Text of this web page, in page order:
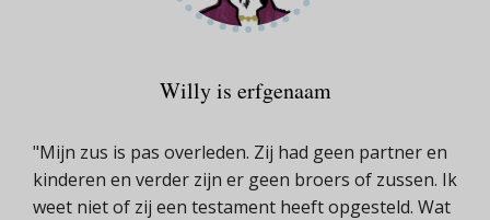
Willy is erfgenaam
"Mijn zus is pas overleden. Zij had geen partner en
kinderen en verder zijn er geen broers of zussen. Ik
weet niet of zij een testament heeft opgesteld. Wat